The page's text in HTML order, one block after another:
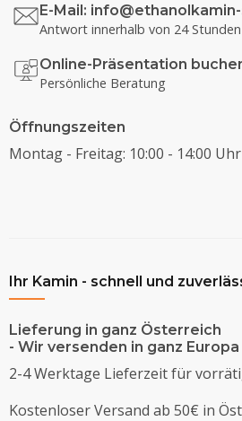
E-Mail:
Antwort innerhalb von 24
Online-Präsentation
Persönliche Beratung
Öffnungszeiten
Montag - Freitag: 10:00 - 14:00 Uhr
Ihr Kamin - schnell und
Lieferung in ganz Österreich
- Wir versenden in ganz Europa
2-4 Werktage Lieferzeit für
Kostenloser Versand ab 50€ in